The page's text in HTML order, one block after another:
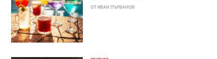
ОТ ИВАН ПЪРВАНОВ